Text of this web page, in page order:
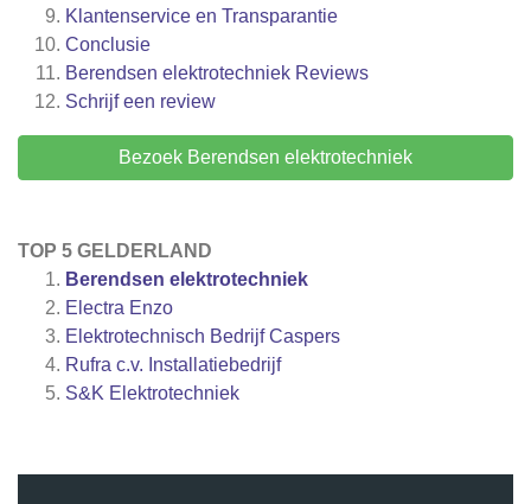
Klantenservice en Transparantie
Conclusie
Berendsen elektrotechniek Reviews
Schrijf een review
Bezoek Berendsen elektrotechniek
TOP 5 GELDERLAND
Berendsen elektrotechniek
Electra Enzo
Elektrotechnisch Bedrijf Caspers
Rufra c.v. Installatiebedrijf
S&K Elektrotechniek